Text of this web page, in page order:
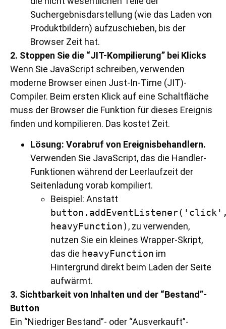
Suchergebnisdarstellung (wie das Laden von
Produktbildern) aufzuschieben, bis der
Browser Zeit hat.
2. Stoppen Sie die “JIT-Kompilierung” bei Klicks
Wenn Sie JavaScript schreiben, verwenden
moderne Browser einen Just-In-Time (JIT)-
Compiler. Beim ersten Klick auf eine Schaltfläche
muss der Browser die Funktion für dieses Ereignis
finden und kompilieren. Das kostet Zeit.
Lösung: Vorabruf von Ereignisbehandlern.
Verwenden Sie JavaScript, das die Handler-
Funktionen während der Leerlaufzeit der
Seitenladung vorab kompiliert.
Beispiel: Anstatt
heavyFunction) , zu verwenden,
nutzen Sie ein kleines Wrapper-Skript,
das die heavyFunction im
Hintergrund direkt beim Laden der Seite
aufwärmt.
3. Sichtbarkeit von Inhalten und der “Bestand”-
Button
Ein “Niedriger Bestand”- oder “Ausverkauft”-